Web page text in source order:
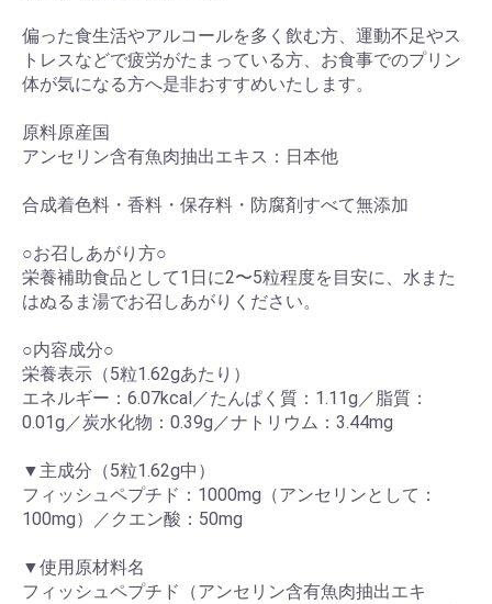
偏った食生活やアルコールを多く飲む方、運動不足やス
トレスなどで疲労がたまっている方、お食事でのプリン
体が気になる方へ是非おすすめいたします。
原料原産国
アンセリン含有魚肉抽出エキス：日本他
合成着色料・香料・保存料・防腐剤すべて無添加
○お召しあがり方○
栄養補助食品として1日に2〜5粒程度を目安に、水また
はぬるま湯でお召しあがりください。
○内容成分○
栄養表示（5粒1.62gあたり）
エネルギー：6.07kcal／たんぱく質：1.11g／脂質：
0.01g／炭水化物：0.39g／ナトリウム：3.44mg
▼主成分（5粒1.62g中）
フィッシュペプチド：1000mg（アンセリンとして：
100mg）／クエン酸：50mg
▼使用原材料名
フィッシュペプチド（アンセリン含有魚肉抽出エキ